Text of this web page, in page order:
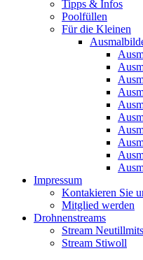
Tipps & Infos
Poolfüllen
Für die Kleinen
Impressum
Kontakieren Sie
Mitglied werden
Drohnenstreams
Stream
Stream Stiwoll